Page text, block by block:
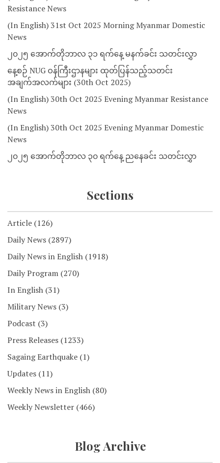
Resistance News
(In English) 31st Oct 2025 Morning Myanmar Domestic
News
၂၀၂၅ အောက်တိုဘာလ ၃၁ ရက်နေ့ မနက်ခင်း သတင်းလွှာ
နေ့စဉ် NUG ဝန်ကြီးဌာနများ ထုတ်ပြန်သည့်သတင်း
အချက်အလက်များ (30th Oct 2025)
(In English) 30th Oct 2025 Evening Myanmar Resistance
News
(In English) 30th Oct 2025 Evening Myanmar Domestic
News
၂၀၂၅ အောက်တိုဘာလ ၃၀ ရက်နေ့ ညနေခင်း သတင်းလွှာ
Sections
Article (126)
Daily News (2897)
Daily News in English (1918)
Daily Program (270)
In English (31)
Military News (3)
Podcast (3)
Press Releases (1233)
Sagaing Earthquake (1)
Updates (11)
Weekly News in English (80)
Weekly Newsletter (466)
Blog Archive